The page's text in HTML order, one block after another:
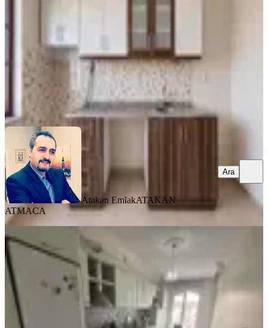
5. Kat
2.150.000 ₺
Atakan Emlak ATAKAN ATMACA
Atakan EmlakATAKAN
ATMACA
Ara
Paşaköşkü Ana Cadde Üzerinde
Satılık Arakat Daire
Battalgazi, Paşaköşkü Mahallesi
3+1
190 m² 5. Kat· 02.08.2026
3.750.000 ₺